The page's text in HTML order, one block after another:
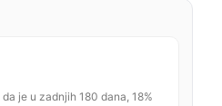
je u zadnjih 180 dana, 18%